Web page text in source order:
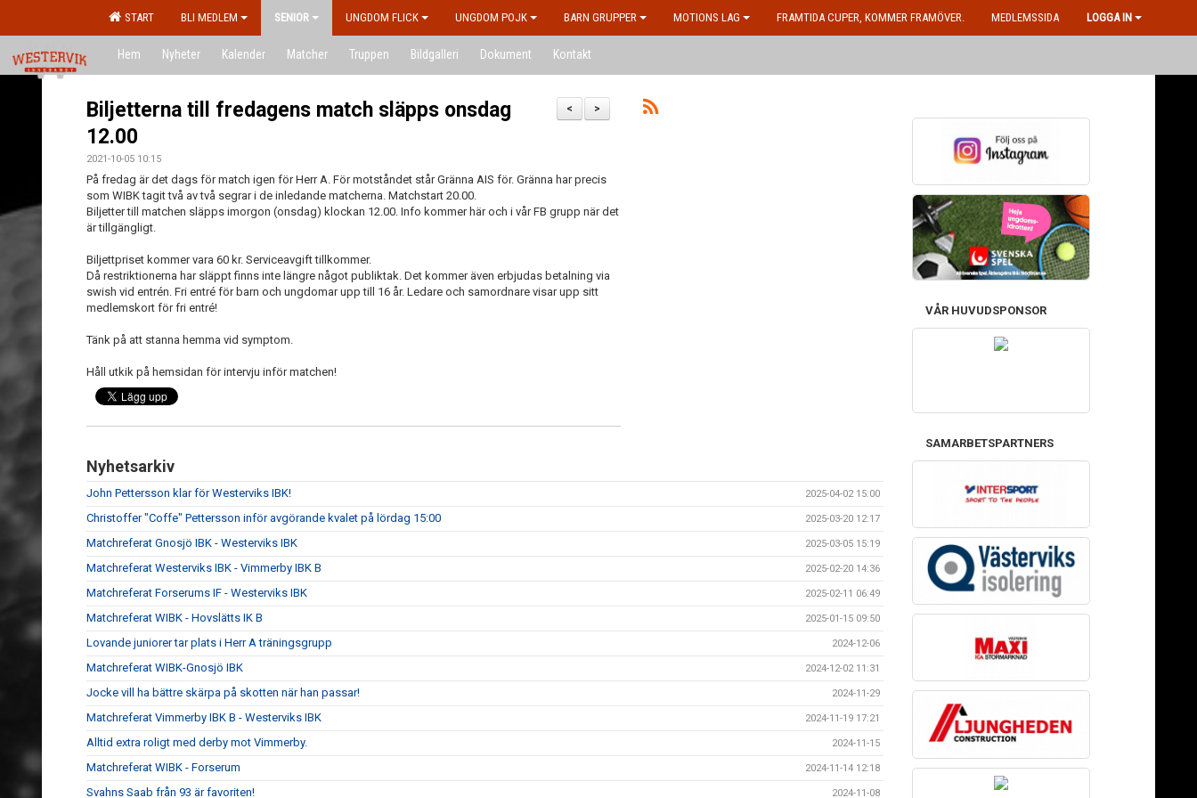
START BLI MEDLEM SENIOR UNGDOM FLICK UNGDOM POJK BARN GRUPPER MOTIONS LAG FRAMTIDA CUPER, KOMMER FRAMÖVER. MEDLEMSSIDA LOGGA IN
Hem Nyheter Kalender Matcher Truppen Bildgalleri Dokument Kontakt
>
<
Biljetterna till fredagens match släpps onsdag
12.00
2021-10-05 10:15
På fredag är det dags för match igen för Herr A. För motståndet står Gränna AIS för. Gränna har precis
som WIBK tagit två av två segrar i de inledande matcherna. Matchstart 20.00.
Biljetter till matchen släpps imorgon (onsdag) klockan 12.00. Info kommer här och i vår FB grupp när det
är tillgängligt.
Biljettpriset kommer vara 60 kr. Serviceavgift tillkommer.
Då restriktionerna har släppt finns inte längre något publiktak. Det kommer även erbjudas betalning via
swish vid entrén. Fri entré för barn och ungdomar upp till 16 år. Ledare och samordnare visar upp sitt
medlemskort för fri entré!
Tänk på att stanna hemma vid symptom.
Håll utkik på hemsidan för intervju inför matchen!
Nyhetsarkiv
John Pettersson klar för Westerviks IBK! 2025-04-02 15:00
Christoffer "Coffe" Pettersson inför avgörande kvalet på lördag 15:00 2025-03-20 12:17
Matchreferat Gnosjö IBK - Westerviks IBK 2025-03-05 15:19
Matchreferat Westerviks IBK - Vimmerby IBK B 2025-02-20 14:36
Matchreferat Forserums IF - Westerviks IBK 2025-02-11 06:49
Matchreferat WIBK - Hovslätts IK B 2025-01-15 09:50
Lovande juniorer tar plats i Herr A träningsgrupp 2024-12-06
Matchreferat WIBK-Gnosjö IBK 2024-12-02 11:31
Jocke vill ha bättre skärpa på skotten när han passar! 2024-11-29
Matchreferat Vimmerby IBK B - Westerviks IBK 2024-11-19 17:21
Alltid extra roligt med derby mot Vimmerby. 2024-11-15
Matchreferat WIBK - Forserum 2024-11-14 12:18
Svahns Saab från 93 är favoriten! 2024-11-08
VÅR HUVUDSPONSOR
SAMARBETSPARTNERS